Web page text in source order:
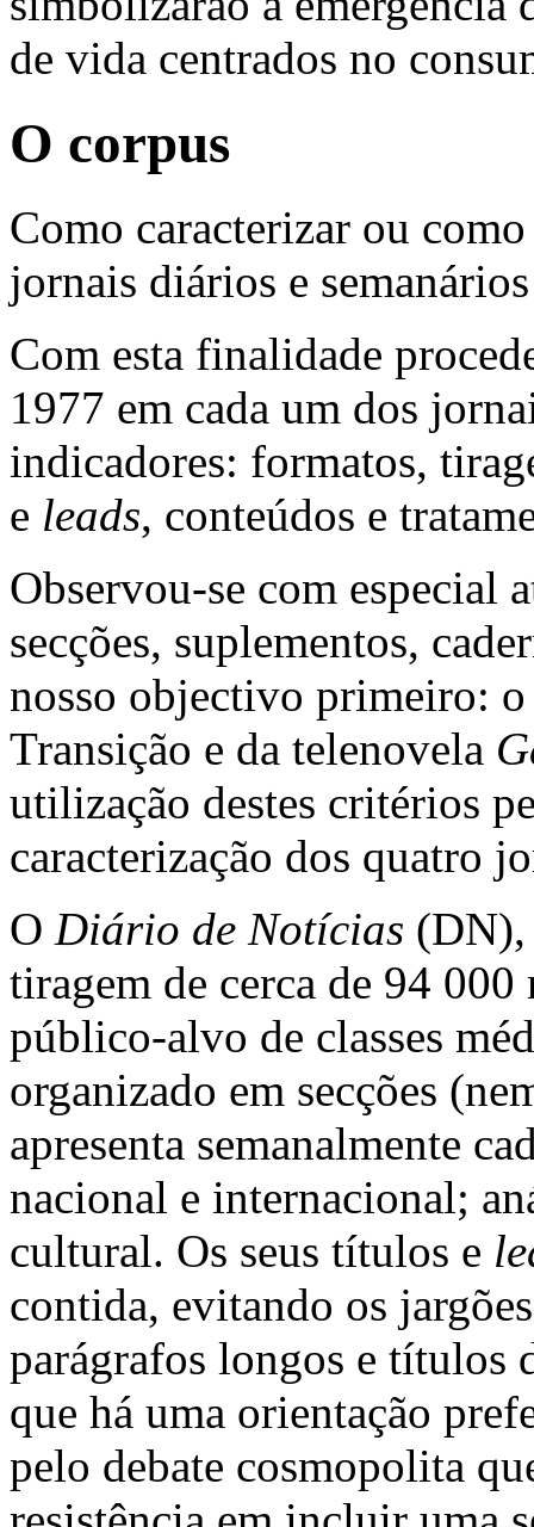
de vida centrados no
O corpus
Como caracterizar ou
jornais diários e
Com esta finalidade
1977 em cada um dos
indicadores: formatos,
e leads, conteúdos e
Observou-se com especial
secções, suplementos,
nosso objectivo primeiro:
Transição e da telenovela
utilização destes critérios
caracterização dos quatro
O Diário de Notícias
tiragem de cerca de 94
público-alvo de classes
organizado em secções
apresenta semanalmente
nacional e internacional;
cultural. Os seus títulos e
contida, evitando os
parágrafos longos e títulos
que há uma orientação
pelo debate cosmopolita